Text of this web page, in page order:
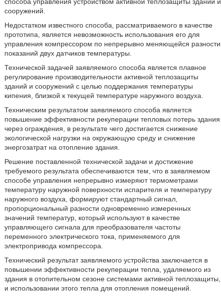
сооружений.
Недостатком известного способа, рассматриваемого в качестве
прототипа, является невозможность использования его для
управления компрессором по непрерывно меняющейся разности
показаний двух датчиков температуры.
Технической задачей заявляемого способа является плавное
регулирование производительности активной теплозащиты
зданий и сооружений с целью поддержания температуры
кипения, близкой к текущей температуре наружного воздуха.
Техническим результатом заявляемого способа является
повышение эффективности рекуперации тепловых потерь здания
через ограждения, в результате чего достигается снижение
экологической нагрузки на окружающую среду и снижение
энергозатрат на отопление здания.
Решение поставленной технической задачи и достижение
требуемого результата обеспечиваются тем, что в заявляемом
способе управления непрерывно измеряют термометрами
температуру наружной поверхности испарителя и температуру
наружного воздуха, формируют стандартный сигнал,
пропорциональный разности одновременно измеренных
значений температур, который используют в качестве
управляющего сигнала для преобразователя частоты
переменного электрического тока, применяемого для
электропривода компрессора.
Технический результат заявляемого устройства заключается в
повышении эффективности рекуперации тепла, удаляемого из
здания в отопительном сезоне системами активной теплозащиты,
и использовании этого тепла для отопления помещений.